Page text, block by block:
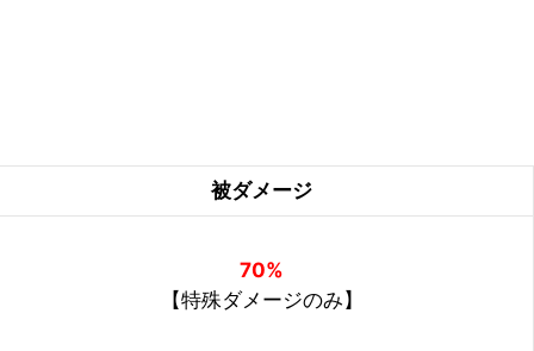
被ダメージ
70%
【特殊ダメージのみ】